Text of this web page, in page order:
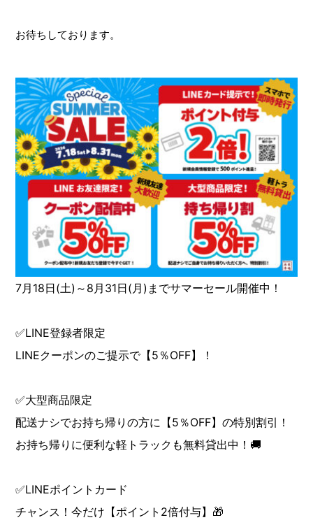
お待ちしております。
7月18日(土)～8月31日(月)までサマーセール開催中！
✅LINE登録者限定
LINEクーポンのご提示で【5％OFF】！
✅大型商品限定
配送ナシでお持ち帰りの方に【5％OFF】の特別割引！
お持ち帰りに便利な軽トラックも無料貸出中！🚚
✅LINEポイントカード
チャンス！今だけ【ポイント2倍付与】🎁